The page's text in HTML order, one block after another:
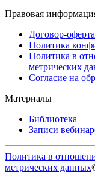
Правовая
Договор-оферта
Политика
Политика в
метрических
Согласие на
Материалы
Библиотека
Записи
Политика в
метрических данных